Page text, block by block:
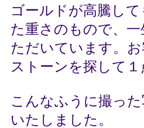
ゴールドが高騰し
た重さのもので、
ただいています。
ストーンを探して
こんなふうに撮っ
いたしました。